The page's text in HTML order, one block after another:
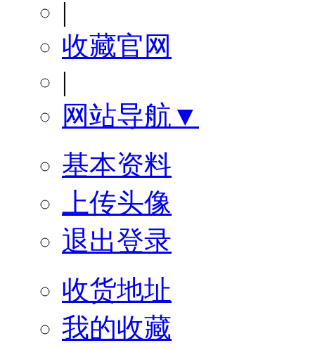
|
收藏官网
|
网站导航▼
基本资料
上传头像
退出登录
收货地址
我的收藏